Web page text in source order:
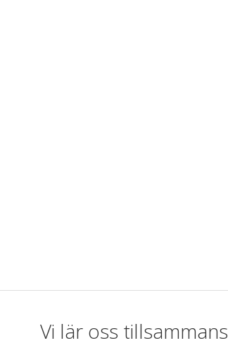
Vi lär oss tillsammans